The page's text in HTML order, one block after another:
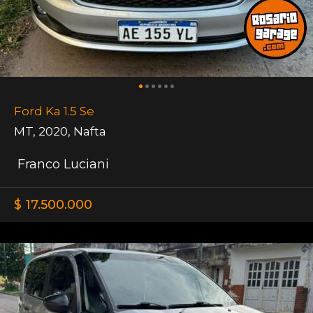
Ford Ka 1.5 Se
MT, 2020, Nafta
Franco Luciani
$ 17.500.000